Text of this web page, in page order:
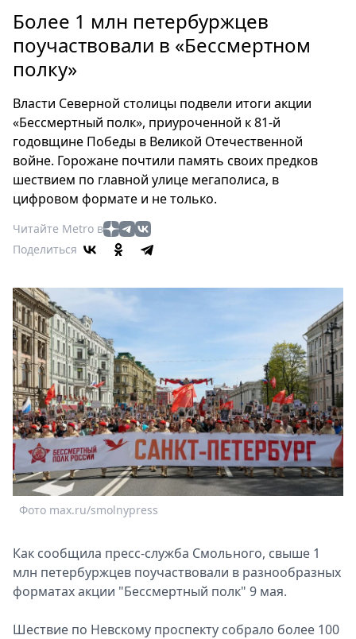
Россия
Мир
Здоровье
Туризм
Мода
Театр
Кино
Афиша
Книги
Выставки
релизы
О
Metro
Стримы
Спецпроекты
Звезды
Выборы
2026
Скачай
Metro
Более 1 млн петербуржцев
поучаствовали в «Бессмертном
полку»
Власти Северной столицы подвели итоги акции
«Бессмертный полк», приуроченной к 81-й
годовщине Победы в Великой Отечественной
войне. Горожане почтили память своих предков
шествием по главной улице мегаполиса, в
цифровом формате и не только.
Читайте Metro в
Поделиться
Фото max.ru/smolnypress
Как сообщила пресс-служба Смольного, свыше 1
млн петербуржцев поучаствовали в разнообразных
форматах акции "Бессмертный полк" 9 мая.
Шествие по Невскому проспекту собрало более 100